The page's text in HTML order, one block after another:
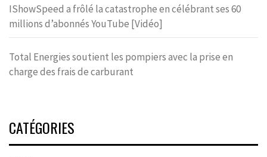
IShowSpeed a frôlé la catastrophe en célébrant ses 60
millions d’abonnés YouTube [Vidéo]
Total Energies soutient les pompiers avec la prise en
charge des frais de carburant
CATÉGORIES